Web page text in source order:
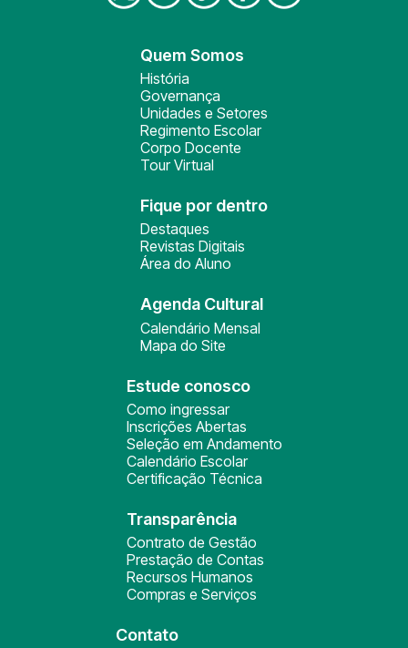
Quem Somos
História
Governança
Unidades e Setores
Regimento Escolar
Corpo Docente
Tour Virtual
Fique por dentro
Destaques
Revistas Digitais
Área do Aluno
Agenda Cultural
Calendário Mensal
Mapa do Site
Estude conosco
Como ingressar
Inscrições Abertas
Seleção em Andamento
Calendário Escolar
Certificação Técnica
Transparência
Contrato de Gestão
Prestação de Contas
Recursos Humanos
Compras e Serviços
Contato